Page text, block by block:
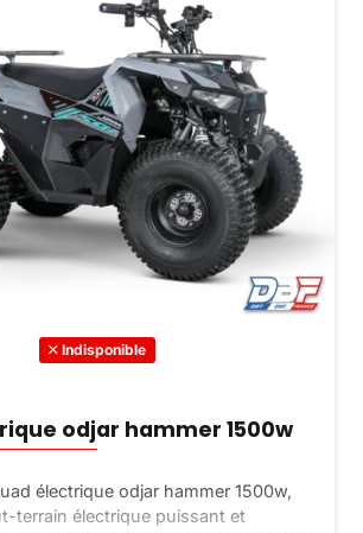
Indisponible
odjar hammer 1500w
électrique odjar hammer 1500w,
terrain électrique puissant et